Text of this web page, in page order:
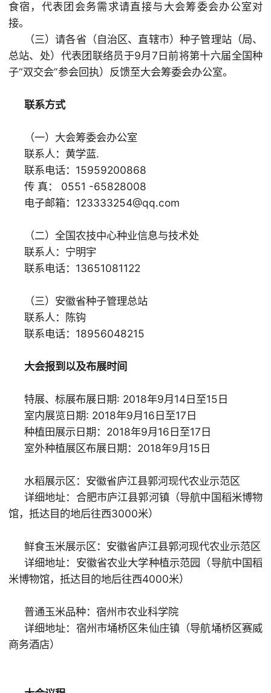
食宿，代表团会务需求请直接与大会筹委会办公室对
接。
（三）请各省（自治区、直辖市）种子管理站（局、
总站、处）代表团联络员于9月7日前将第十六届全国种
子“双交会”参会回执）反馈至大会筹委会办公室。
联系方式
（一）大会筹委会办公室
联系人：黄学蓝.
联系电话：15959200868
传 真： 0551 -65828008
电子邮箱：123333254@qq.com
（二）全国农技中心种业信息与技术处
联系人：宁明宇
联系电话：13651081122
（三）安徽省种子管理总站
联系人：陈钩
联系电话：18956048215
大会报到以及布展时间
特展、标展布展日期: 2018年9月14日至15日
室内展览日期: 2018年9月16日至17日
种植田展示日期：2018年9月16日至17日
室外种植展区布展日期：2018年9月15日
水稻展示区：安徽省庐江县郭河现代农业示范区
详细地址：合肥市庐江县郭河镇（导航中国稻米博物
馆，抵达目的地后往西3000米）
鲜食玉米展示区：安徽省庐江县郭河现代农业示范区
详细地址：安徽省农业大学种植示范园（导航中国稻
米博物馆，抵达目的地后往西4000米）
普通玉米品种：宿州市农业科学院
详细地址：宿州市埇桥区朱仙庄镇（导航埇桥区赛威
商务酒店）